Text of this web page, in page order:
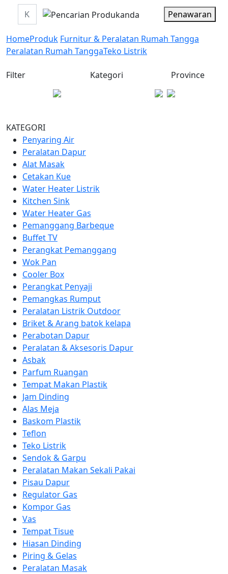
Penawaran
HomeProduk Furnitur & Peralatan Rumah Tangga
Peralatan Rumah TanggaTeko Listrik
Filter Kategori Province
KATEGORI
Penyaring Air
Peralatan Dapur
Alat Masak
Cetakan Kue
Water Heater Listrik
Kitchen Sink
Water Heater Gas
Pemanggang Barbeque
Buffet TV
Perangkat Pemanggang
Wok Pan
Cooler Box
Perangkat Penyaji
Pemangkas Rumput
Peralatan Listrik Outdoor
Briket & Arang batok kelapa
Perabotan Dapur
Peralatan & Aksesoris Dapur
Asbak
Parfum Ruangan
Tempat Makan Plastik
Jam Dinding
Alas Meja
Baskom Plastik
Teflon
Teko Listrik
Sendok & Garpu
Peralatan Makan Sekali Pakai
Pisau Dapur
Regulator Gas
Kompor Gas
Vas
Tempat Tisue
Hiasan Dinding
Piring & Gelas
Peralatan Masak